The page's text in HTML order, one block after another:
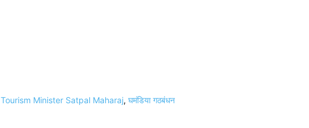
Tourism Minister Satpal Maharaj, घमंडिया गठबंधन